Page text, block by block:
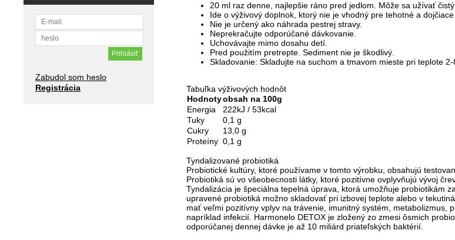
Zabudol som heslo
Registrácia
20 ml raz denne, najlepšie ráno pred jedlom. Môže sa užívať
Ide o výživový doplnok, ktorý nie je vhodný pre tehotné a
Nie je určený ako náhrada pestrej stravy.
Neprekračujte odporúčané dávkovanie.
Uchovávajte mimo dosahu detí.
Pred použitím pretrepte. Sediment nie je škodlivý.
Skladovanie: Skladujte na suchom a tmavom mieste pri teplote
Tabuľka výživových hodnôt
Hodnotyobsah na 100g
Energia
222kJ / 53kcal
Tuky
0,1 g
Cukry
13,0 g
Proteíny 0,1 g
Tyndalizované probiotiká
Probiotické kultúry, ktoré používame v tomto výrobku, obsahujú
Probiotiká sú vo všeobecnosti látky, ktoré pozitívne ovplyvňujú vývoj
Tyndalizácia je špeciálna tepelná úprava, ktorá umožňuje probiotikám
upravené probiotiká možno skladovať pri izbovej teplote alebo v
mať veľmi pozitívny vplyv na trávenie, imunitný systém, metabolizmus,
napríklad infekcií. Harmonelo DETOX je zložený zo zmesi ôsmich
odporúčanej dennej dávke je až 10 miliárd priateľských baktérií.